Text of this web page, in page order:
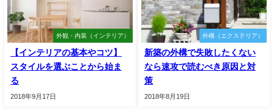
外観・内装（インテリア）
【インテリアの基本やコツ】
スタイルを選ぶことから始ま
る
2018年9月17日
外構（エクステリア）
新築の外構で失敗したくない
なら速攻で読むべき原因と対
策
2018年8月19日